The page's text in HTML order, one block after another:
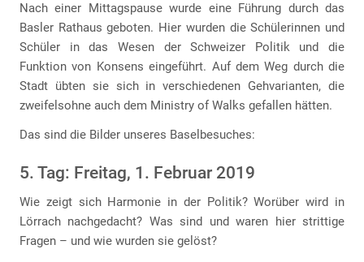
Nach einer Mittagspause wurde eine Führung durch das
Basler Rathaus geboten. Hier wurden die Schülerinnen und
Schüler in das Wesen der Schweizer Politik und die
Funktion von Konsens eingeführt. Auf dem Weg durch die
Stadt übten sie sich in verschiedenen Gehvarianten, die
zweifelsohne auch dem Ministry of Walks gefallen hätten.
Das sind die Bilder unseres Baselbesuches:
5. Tag: Freitag, 1. Februar 2019
Wie zeigt sich Harmonie in der Politik? Worüber wird in
Lörrach nachgedacht? Was sind und waren hier strittige
Fragen – und wie wurden sie gelöst?